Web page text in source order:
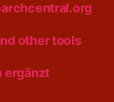
other tools
ergänzt